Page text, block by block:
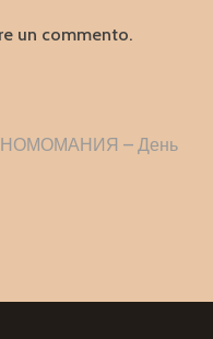
un commento.
ГНОМОМАНИЯ – День